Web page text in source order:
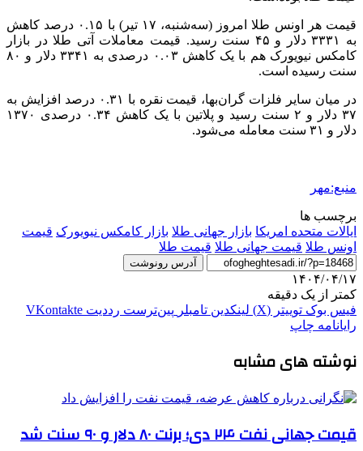
قیمت هر اونس طلا امروز (سه‌شنبه، ۱۷ تیر) با ۰.۱۵ درصد کاهش
به ۳۳۳۱ دلار و ۴۵ سنت رسید. قیمت معاملات آتی طلا در بازار
کامکس
نیویورک هم با یک کاهش ۰.۰۳ درصدی به ۳۳۴۱ دلار و ۸۰
سنت رسیده است.
در میان سایر فلزات گران‌بها، قیمت نقره با ۰.۳۱ درصد افزایش به
۳۷ دلار و ۲ سنت رسید و پلاتین با یک کاهش ۰.۳۴ درصدی ۱۳۷۰
دلار و ۳۱ سنت معامله می‌شود.
منبع:مهر
برچسب ها
ایالات متحده امریکا بازار جهانی طلا بازار کامکس نیویورک قیمت
اونس طلا قیمت جهانی طلا قیمت طلا
آدرس رونوشت
۱۴۰۴/۰۴/۱۷
کمتر از یک دقیقه
فیس بوک توییتر (X) لینکدین ‫تامبلر ‫پین‌ترست ‫رددیت ‫VKontakte
رایانامه چاپ
نوشته های مشابه
قیمت جهانی نفت ۲۴ دی؛ برنت ۸۰ دلار و ۹۰ سنت شد